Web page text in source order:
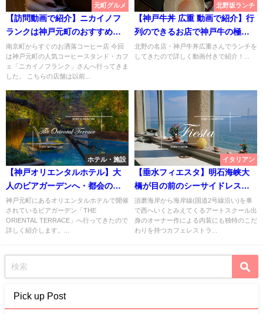
元町グルメ
【訪問動画で紹介】ニカイノフ
ランクは神戸元町のおすすめ珈
琲カフェ
南京町からすぐのお洒落コーヒー店 今回
は神戸元町の人気コーヒースタンド・カフ
ェ「ニカイノフランク」さんへ行ってきま
した。 こちらの店舗は以前...
北野坂ランチ
【神戸牛丼 広重 動画で紹介】行
列のできるお店で神戸牛の極上
牛丼ランチを♡【北野三宮】
北野の名店・神戸牛丼広重さんでランチを
してきたので詳しく動画付きで紹介！...
ホテル・施設
【神戸オリエンタルホテル】大
人のビアガーデンへ・都会のオ
アシス【元町・旧居留地】
神戸元町にあるオリエンタルホテルで開催
されているビアガーデン「THE
ORIENTAL TERRACE」へ行ってきたので
詳しく紹介します。...
イタリアン
【垂水フィエスタ】明石海峡大
橋が目の前のシーサイドレスト
ランFIESTA【神戸】
須磨海岸から海岸線(国道2号線沿い)を車
で西へいくとみえてくるアートスクール出
身のオーナー作による内装にも独特のこだ
わりを持つカフェレストラ...
Pick up Post